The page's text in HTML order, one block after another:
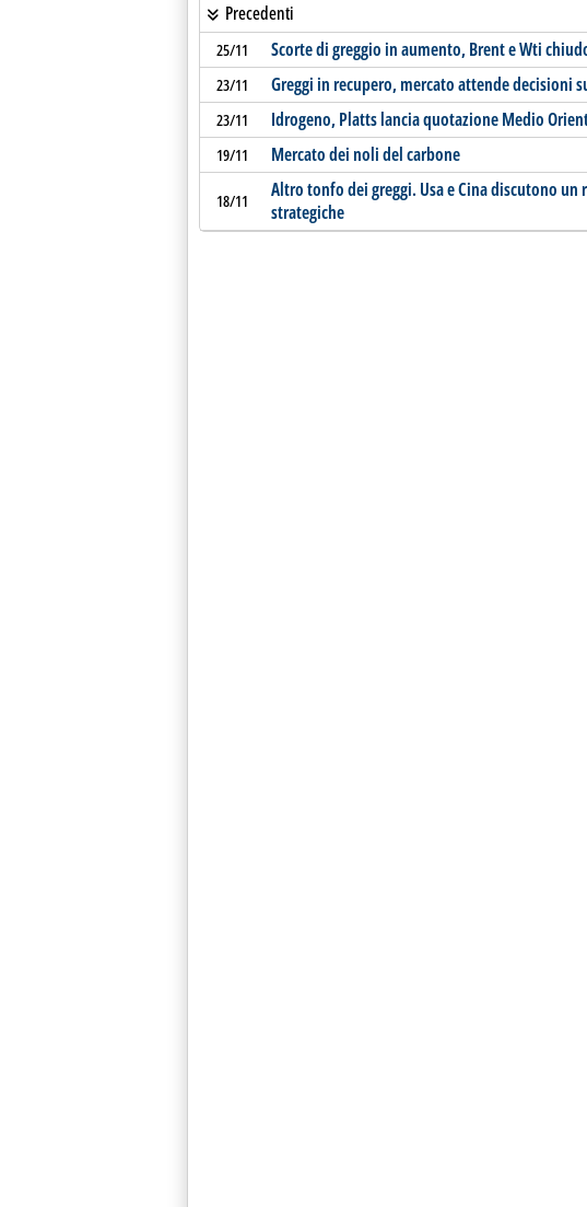
Precedenti
25/11 Scorte di greggio in aumento, Brent e Wti
23/11 Greggi in recupero, mercato attende decisioni
23/11 Idrogeno, Platts lancia quotazione Medio
19/11 Mercato dei noli del carbone
18/11
Altro tonfo dei greggi. Usa e Cina discutono
strategiche